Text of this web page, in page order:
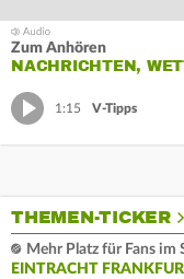
Zum Anhören
NACHRICHTEN,
1:15 V-Tipps
THEMEN-TICKER
Mehr Platz für Fans im
EINTRACHT